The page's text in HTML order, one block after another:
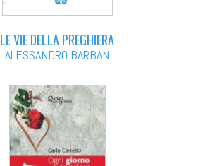
LE VIE DELLA PREGHIERA
ALESSANDRO BARBAN